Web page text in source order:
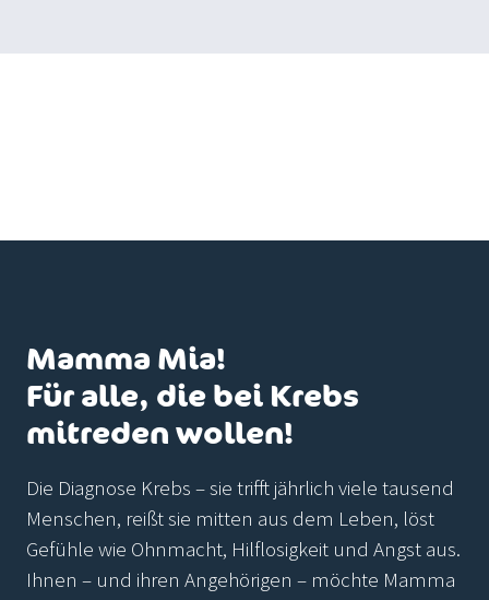
Mamma Mia!
Für alle, die bei Krebs
mitreden wollen!
Die Diagnose Krebs – sie trifft jährlich viele tausend
Menschen, reißt sie mitten aus dem Leben, löst
Gefühle wie Ohnmacht, Hilflosigkeit und Angst aus.
Ihnen – und ihren Angehörigen – möchte Mamma